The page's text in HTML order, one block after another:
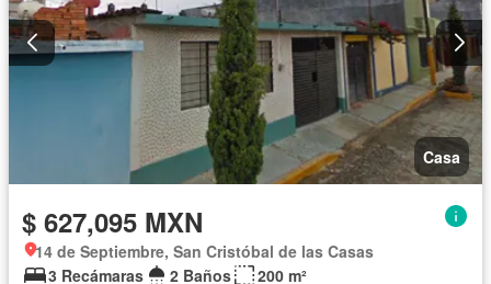
Casa
$ 627,095 MXN
14 de Septiembre, San Cristóbal de las Casas
3 Recámaras
2 Baños
200 m²